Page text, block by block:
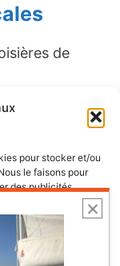
pour stocker et/ou
le faisons pour
des publicités
nous autorisera à
ou les ID
retirer son
fonctonnalités et
de